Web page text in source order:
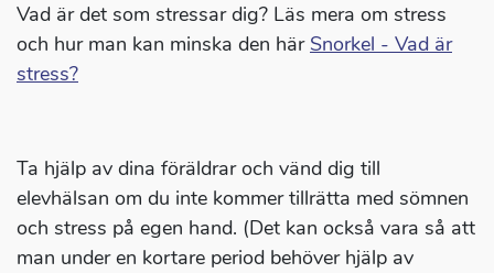
Vad är det som stressar dig? Läs mera om stress
och hur man kan minska den här Snorkel - Vad är
stress?
Ta hjälp av dina föräldrar och vänd dig till
elevhälsan om du inte kommer tillrätta med sömnen
och stress på egen hand. (Det kan också vara så att
man under en kortare period behöver hjälp av